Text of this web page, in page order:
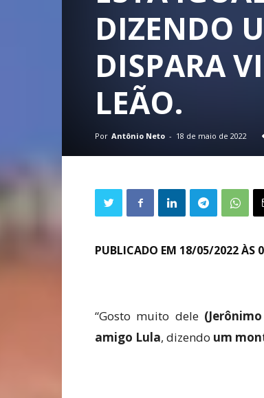
DIZENDO
DISPARA
LEÃO.
Por Antônio Neto - 18 de maio de 2022
PUBLICADO EM 18/05/2022 ÀS
“Gosto muito dele
amigo Lula, dizendo um